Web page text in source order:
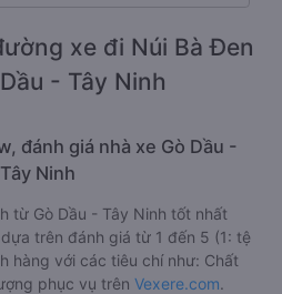
xe đi Núi Bà Đen
- Tây Ninh
đánh giá nhà xe Gò Dầu -
Ninh
từ Gò Dầu - Tây Ninh tốt nhất
trên đánh giá từ 1 đến 5 (1: tệ
hàng với các tiêu chí như: Chất
phục vụ trên Vexere.com.